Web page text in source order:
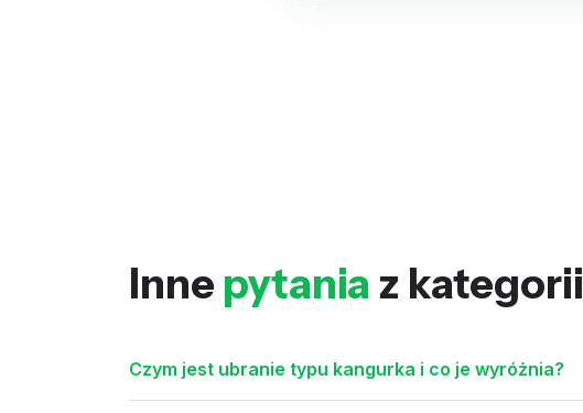
Inne pytania z kategorii
Czym jest ubranie typu kangurka i co je wyróżnia?